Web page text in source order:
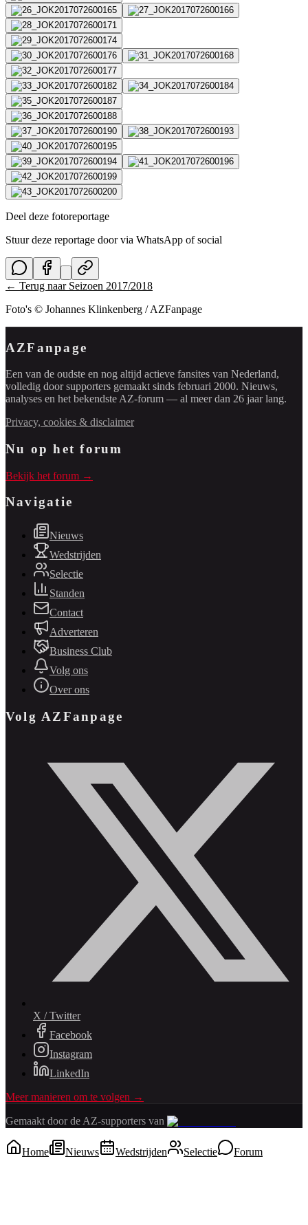
Deel deze fotoreportage
Stuur deze reportage door via WhatsApp of social
← Terug naar Seizoen 2017/2018
Foto's © Johannes Klinkenberg / AZFanpage
AZFanpage
Een van de oudste en nog altijd actieve fansites van Nederland,
volledig door supporters gemaakt sinds februari 2000. Nieuws,
analyses en het bekendste AZ-forum — al meer dan 26 jaar lang.
Privacy, cookies & disclaimer
Nu op het forum
Bekijk het forum →
Navigatie
Nieuws
Wedstrijden
Selectie
Standen
Contact
Adverteren
Business Club
Volg ons
Over ons
Volg AZFanpage
X / Twitter
Facebook
Instagram
LinkedIn
Meer manieren om te volgen →
Gemaakt door de AZ-supporters van
Home Nieuws Wedstrijden Selectie Forum